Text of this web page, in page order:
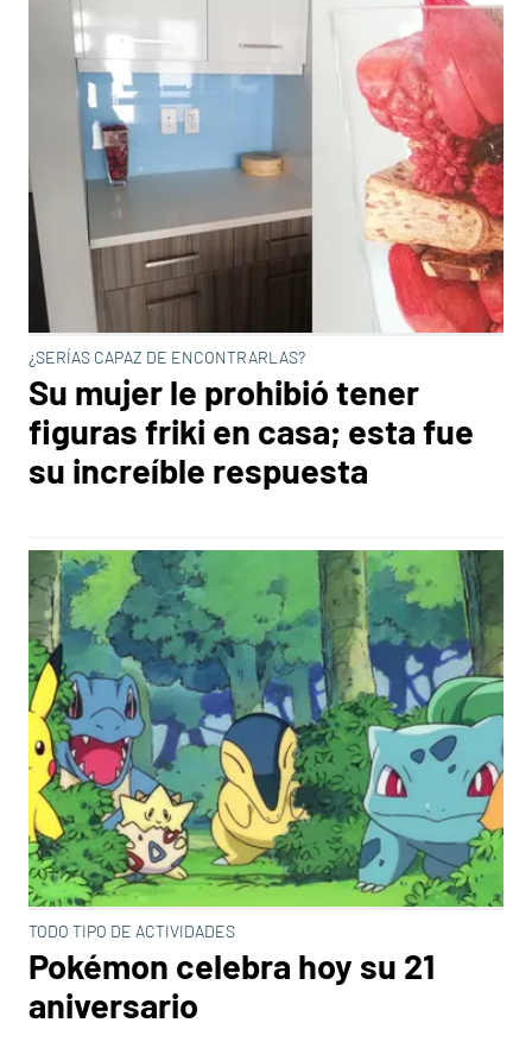
¿SERÍAS CAPAZ DE ENCONTRARLAS?
Su mujer le prohibió tener
figuras friki en casa; esta fue
su increíble respuesta
TODO TIPO DE ACTIVIDADES
Pokémon celebra hoy su 21
aniversario